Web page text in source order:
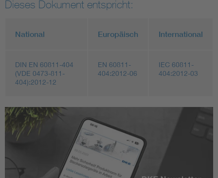
Dieses Dokument entspricht:
National Europäisch International
DIN EN 60811-404
(VDE 0473-811-
404):2012-12
EN 60811-
404:2012-06
IEC 60811-
404:2012-03